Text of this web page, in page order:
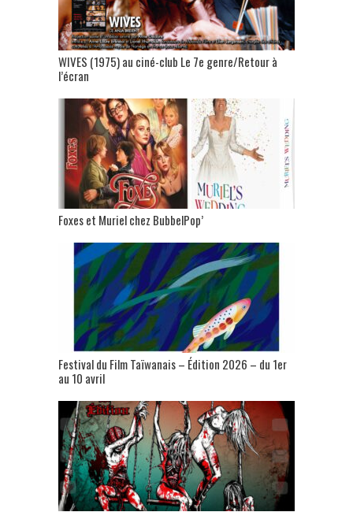
WIVES (1975) au ciné-club Le 7e genre/Retour à
l’écran
Foxes et Muriel chez BubbelPop’
Festival du Film Taïwanais – Édition 2026 – du 1er
au 10 avril